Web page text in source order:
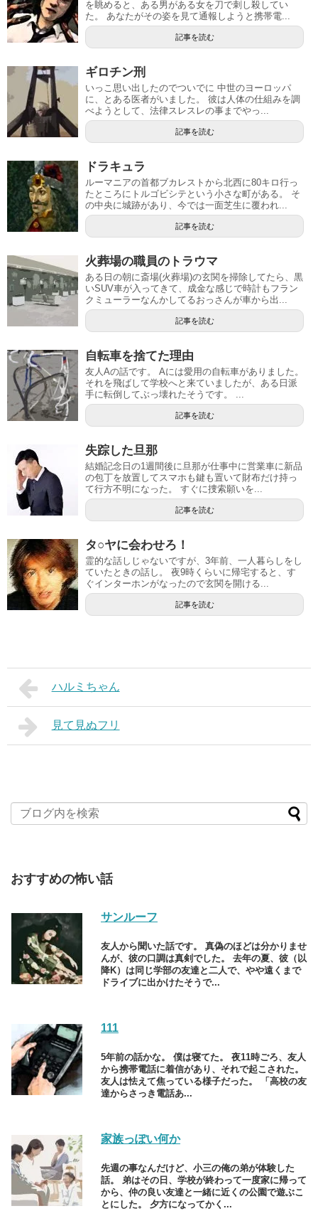
を眺めると、ある男がある女を刀で刺し殺してい
た。 あなたがその姿を見て通報しようと携帯電...
記事を読む
ギロチン刑
いっこ思い出したのでついでに 中世のヨーロッパ
に、とある医者がいました。 彼は人体の仕組みを調
べようとして、法律スレスレの事までやっ...
記事を読む
ドラキュラ
ルーマニアの首都ブカレストから北西に80キロ行っ
たところにトルゴビシテという小さな町がある。 そ
の中央に城跡があり、今では一面芝生に覆われ...
記事を読む
火葬場の職員のトラウマ
ある日の朝に斎場(火葬場)の玄関を掃除してたら、黒
いSUV車が入ってきて、成金な感じで時計もフラン
クミューラーなんかしてるおっさんが車から出...
記事を読む
自転車を捨てた理由
友人Aの話です。 Aには愛用の自転車がありました。
それを飛ばして学校へと来ていましたが、ある日派
手に転倒してぶっ壊れたそうです。 ...
記事を読む
失踪した旦那
結婚記念日の1週間後に旦那が仕事中に営業車に新品
の包丁を放置してスマホも鍵も置いて財布だけ持っ
て行方不明になった。 すぐに捜索願いを...
記事を読む
タ○ヤに会わせろ！
霊的な話しじゃないですが、3年前、一人暮らしをし
ていたときの話し。 夜9時くらいに帰宅すると、す
ぐインターホンがなったので玄関を開ける...
記事を読む
ハルミちゃん
見て見ぬフリ
おすすめの怖い話
サンルーフ
友人から聞いた話です。 真偽のほどは分かりませ
んが、彼の口調は真剣でした。 去年の夏、彼（以
降K）は同じ学部の友達と二人で、やや遠くまで
ドライブに出かけたそうで...
111
5年前の話かな。 僕は寝てた。 夜11時ごろ、友人
から携帯電話に着信があり、それで起こされた。
友人は怯えて焦っている様子だった。 「高校の友
達からさっき電話あ...
家族っぽい何か
先週の事なんだけど、小三の俺の弟が体験した
話。 弟はその日、学校が終わって一度家に帰って
から、仲の良い友達と一緒に近くの公園で遊ぶこ
とにした。 夕方になってかく...